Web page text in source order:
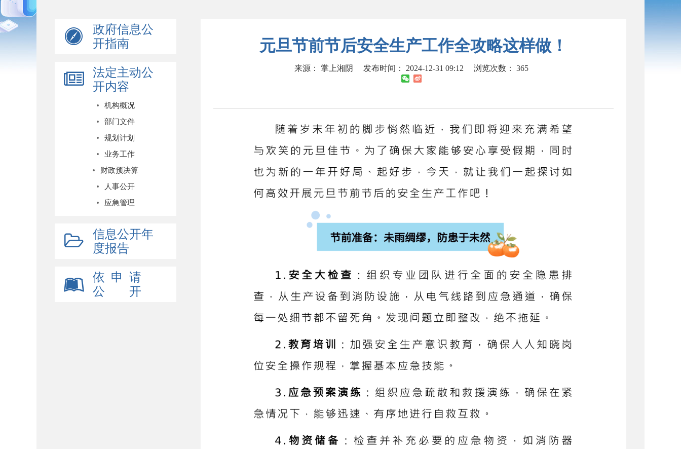
政府信息公
开指南
法定主动公
开内容
机构概况
部门文件
规划计划
业务工作
财政预决算
人事公开
应急管理
信息公开年
度报告
依 申 请
公 开
元旦节前节后安全生产工作全攻略这样做！
来源： 掌上湘阴 发布时间： 2024-12-31 09:12 浏览次数： 365